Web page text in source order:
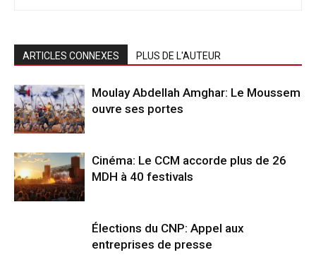
ARTICLES CONNEXES PLUS DE L'AUTEUR
Moulay Abdellah Amghar: Le Moussem
ouvre ses portes
Cinéma: Le CCM accorde plus de 26
MDH à 40 festivals
Élections du CNP: Appel aux
entreprises de presse